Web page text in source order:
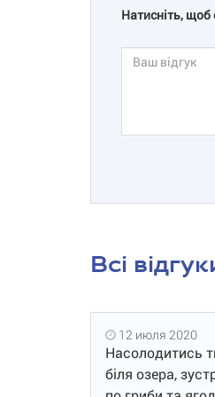
Натисніть, щоб
Всі
12 июля 2020
Насолодитись
біля озера,